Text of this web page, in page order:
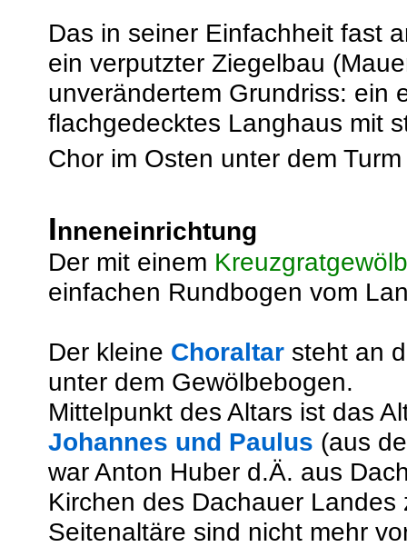
Das in seiner Einfachheit fast
ein verputzter Ziegelbau
unverändertem Grundriss: ein
flachgedecktes Langhaus mit
Chor im Osten unter dem Turm
Inneneinrichtung
Der mit einem
einfachen Rundbogen vom
Der kleine Choraltar steht an
unter dem Gewölbebogen.
Mittelpunkt des Altars ist das
Johannes und Paulus (aus
war Anton Huber d.Ä. aus
Kirchen des Dachauer Landes
Seitenaltäre sind nicht mehr